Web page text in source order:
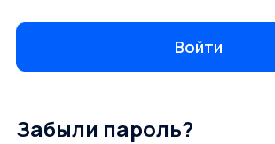
Забыли пароль?